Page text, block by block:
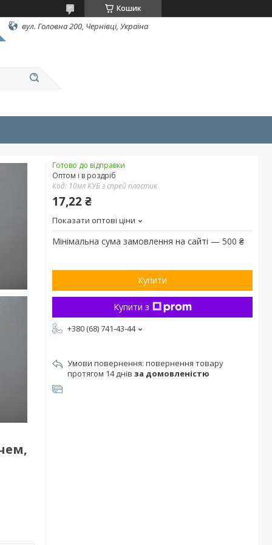
Кошик
вул. Головна 200, Чернівці, Україна
Готово до відправки
Оптом і в роздріб
Код: 10мл КУБ з спрей пластик
17,22 ₴
Показати оптові ціни
Мінімальна сума замовлення на сайті — 500 ₴
Купити
Купити з
+380 (68) 741-43-44
повернення товару
протягом 14 днів за домовленістю